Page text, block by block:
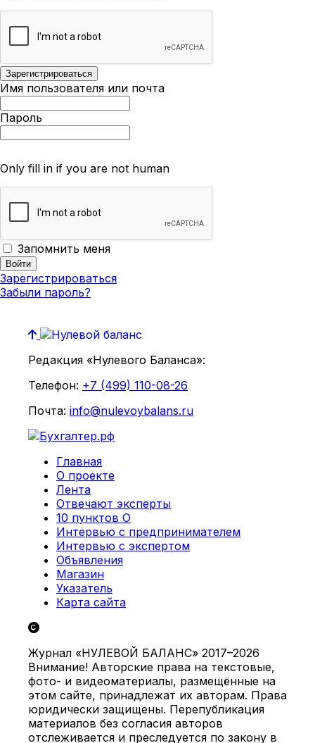
Имя пользователя или почта
Пароль
Only fill in if you are not human
Запомнить меня
Зарегистрироваться
Забыли пароль?
Редакция «Нулевого Баланса»:
Телефон: +7 (499) 110-08-26
Почта: info@nulevoybalans.ru
Главная
О проекте
Лента
Отвечают эксперты
10 пунктов О
Интервью с предпринимателем
Интервью с экспертом
Объявления
Магазин
Указатель
Карта сайта
Журнал «НУЛЕВОЙ БАЛАНС» 2017–2026
Внимание! Авторские права на текстовые,
фото- и видеоматериалы, размещённые на
этом сайте, принадлежат их авторам. Права
юридически защищены. Перепубликация
материалов без согласия авторов
отслеживается и преследуется по закону в